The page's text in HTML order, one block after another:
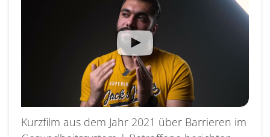
Kurzfilm aus dem Jahr 2021 über Barrieren im